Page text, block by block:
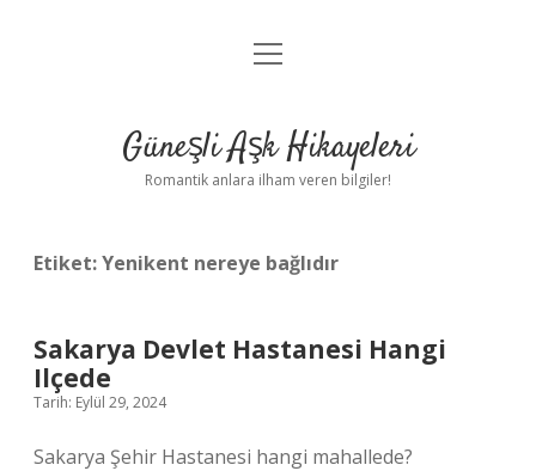
Anasayfa
Yasal Uyarı
menüyü
Güneşli Aşk Hikayeleri
Romantik anlara ilham veren bilgiler!
Etiket:Yenikent nereye bağlıdır
Sakarya Devlet Hastanesi Hangi
Ilçede
Tarih: Eylül 29, 2024
Sakarya Şehir Hastanesi hangi mahallede?